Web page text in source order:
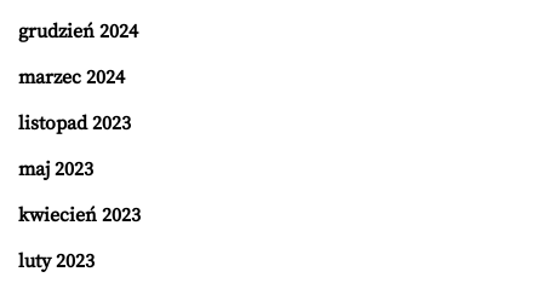
grudzień 2024
marzec 2024
listopad 2023
maj 2023
kwiecień 2023
luty 2023